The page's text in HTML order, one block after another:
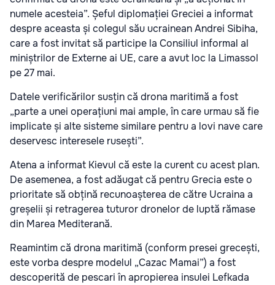
numele acesteia”. Șeful diplomației Greciei a informat
despre aceasta și colegul său ucrainean Andrei Sibiha,
care a fost invitat să participe la Consiliul informal al
miniștrilor de Externe ai UE, care a avut loc la Limassol
pe 27 mai.
Datele verificărilor susțin că drona maritimă a fost
„parte a unei operațiuni mai ample, în care urmau să fie
implicate și alte sisteme similare pentru a lovi nave care
deservesc interesele rusești”.
Atena a informat Kievul că este la curent cu acest plan.
De asemenea, a fost adăugat că pentru Grecia este o
prioritate să obțină recunoașterea de către Ucraina a
greșelii și retragerea tuturor dronelor de luptă rămase
din Marea Mediterană.
Reamintim că drona maritimă (conform presei grecești,
este vorba despre modelul „Cazac Mamai”) a fost
descoperită de pescari în apropierea insulei Lefkada